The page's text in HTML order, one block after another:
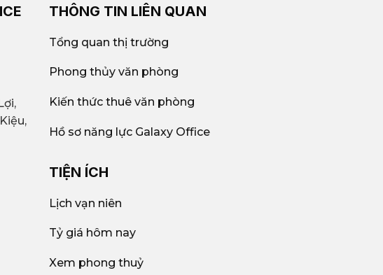
THÔNG TIN LIÊN QUAN
Tổng quan thị trường
Phong thủy văn phòng
Kiến thức thuê văn phòng
Hồ sơ năng lực Galaxy Office
TIỆN ÍCH
Lịch vạn niên
Tỷ giá hôm nay
Xem phong thuỷ